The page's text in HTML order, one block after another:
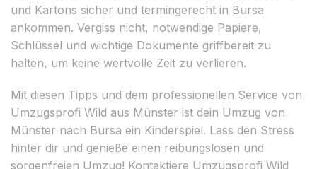
und Kartons sicher und termingerecht in Bursa
ankommen. Vergiss nicht, notwendige Papiere,
Schlüssel und wichtige Dokumente griffbereit zu
halten, um keine wertvolle Zeit zu verlieren.
Mit diesen Tipps und dem professionellen Service von
Umzugsprofi Wild aus Münster ist dein Umzug von
Münster nach Bursa ein Kinderspiel. Lass den Stress
hinter dir und genieße einen reibungslosen und
sorgenfreien Umzug! Kontaktiere Umzugsprofi Wild